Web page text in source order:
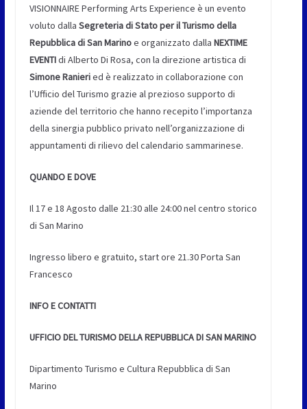
VISIONNAIRE Performing Arts Experience è un evento
voluto dalla Segreteria di Stato per il Turismo della
Repubblica di San Marinoe organizzato dalla NEXTIME
EVENTIdi Alberto Di Rosa, con la direzione artistica di
Simone Ranieried è realizzato in collaborazione con
l’Ufficio del Turismo grazie al prezioso supporto di
aziende del territorio che hanno recepito l’importanza
della sinergia pubblico privato nell’organizzazione di
appuntamenti di rilievo del calendario sammarinese.
QUANDO E DOVE
Il 17 e 18 Agosto dalle 21:30 alle 24:00 nel centro storico
di San Marino
Ingresso libero e gratuito, start ore 21.30 Porta San
Francesco
INFO E CONTATTI
UFFICIO DEL TURISMO DELLA REPUBBLICA DI SAN MARINO
Dipartimento Turismo e Cultura Repubblica di San
Marino